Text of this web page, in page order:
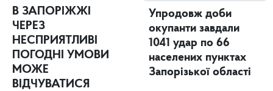
В ЗАПОРІЖЖІ
ЧЕРЕЗ
НЕСПРИЯТЛИВІ
ПОГОДНІ УМОВИ
МОЖЕ
ВІДЧУВАТИСЯ
Упродовж доби
окупанти завдали
1041 удар по 66
населених пунктах
Запорізької області